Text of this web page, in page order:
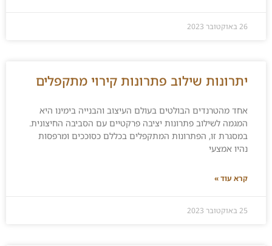
26 באוקטובר 2023
יתרונות שילוב פתרונות קירוי מתקפלים
אחד מהטרנדים הבולטים בעולם העיצוב והבנייה בימינו היא
המגמה לשילוב פתרונות יציבה פרקטיים עם הסביבה החיצונית.
במסגרת זו, הפתרונות המתקפלים בכללם כסוככים ומרפסות
נהיו אמצעי
קרא עוד »
25 באוקטובר 2023